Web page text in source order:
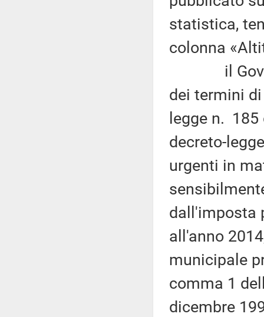
statistica,
colonna
il
dei termini
legge n.
decreto-
urgenti in
dall'imposta
all'anno
municipale
comma 1
dicembre